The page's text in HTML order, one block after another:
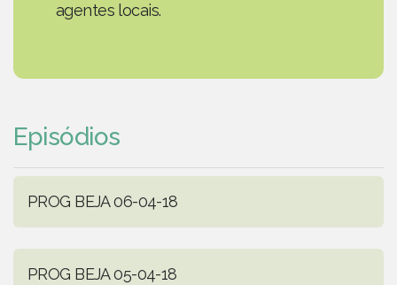
agentes locais.
Episódios
PROG BEJA 06-04-18
PROG BEJA 05-04-18